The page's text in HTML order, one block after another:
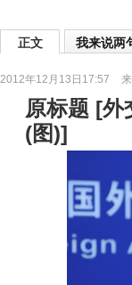
正文 我来说两
2012年12月13日17:57
原标题 [外
(图)]